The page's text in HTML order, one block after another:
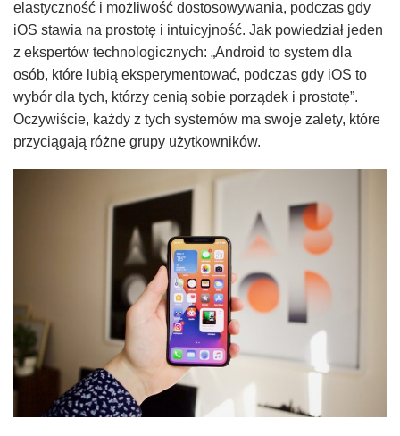
elastyczność i możliwość dostosowywania, podczas gdy
iOS stawia na prostotę i intuicyjność. Jak powiedział jeden
z ekspertów technologicznych: „Android to system dla
osób, które lubią eksperymentować, podczas gdy iOS to
wybór dla tych, którzy cenią sobie porządek i prostotę”.
Oczywiście, każdy z tych systemów ma swoje zalety, które
przyciągają różne grupy użytkowników.